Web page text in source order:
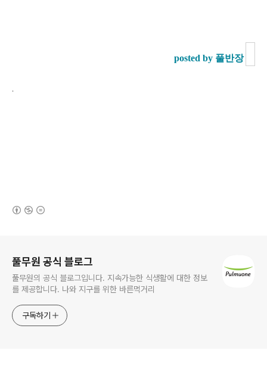
posted by 풀반장
.
풀무원 공식 블로그
풀무원의 공식 블로그입니다. 지속가능한 식생활에 대한 정보
를 제공합니다. 나와 지구를 위한 바른먹거리
구독하기